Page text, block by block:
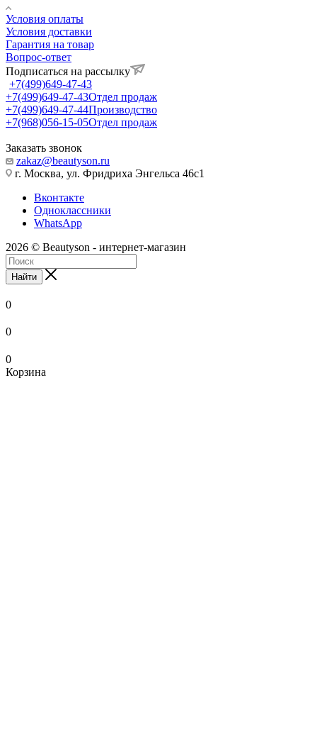
Условия оплаты
Условия доставки
Гарантия на товар
Вопрос-ответ
Подписаться на рассылку
+7(499)649-47-43
+7(499)649-47-43Отдел продаж
+7(499)649-47-44Производство
+7(968)056-15-05Отдел продаж
Заказать звонок
zakaz@beautyson.ru
г. Москва, ул. Фридриха Энгельса 46с1
Вконтакте
Одноклассники
WhatsApp
2026 © Beautyson - интернет-магазин
Найти
0
0
0
Корзина